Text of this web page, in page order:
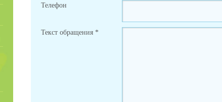
Телефон
Текст обращения *